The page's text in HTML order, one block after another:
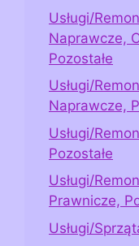
Usługi/
Naprawcze,
Pozostałe
Usługi/
Naprawcze,
Usługi/
Pozostałe
Usługi/
Prawnicze,
Usługi/